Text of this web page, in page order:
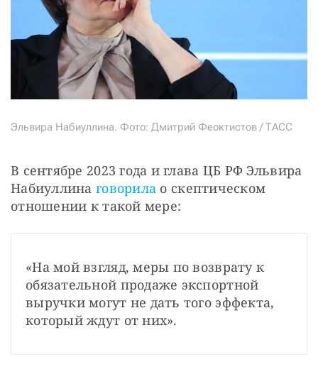
Эльвира Набиуллина. Фото: Дмитрий Феоктистов / ТАСС
В сентябре 2023 года и глава ЦБ РФ Эльвира
Набиуллина говорила о скептическом
отношении к такой мере:
«На мой взгляд, меры по возврату к
обязательной продаже экспортной
выручки могут не дать того эффекта,
который ждут от них».